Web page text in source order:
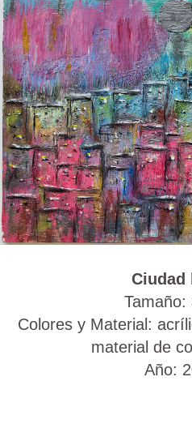
Ciudad
Tamaño:
Colores y Material:
material de
Año: